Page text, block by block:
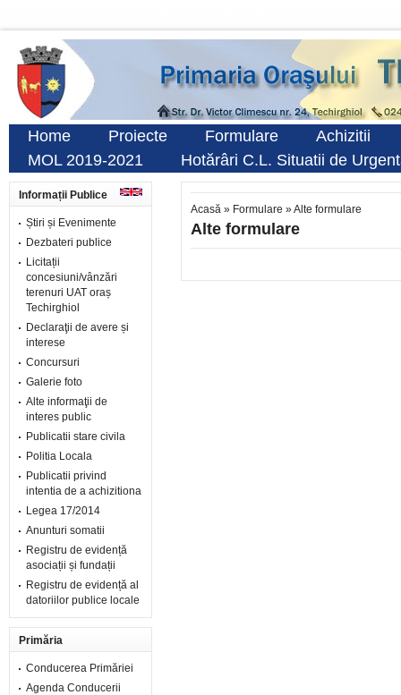
Home Proiecte Formulare
Achizitii
MOL 2019-2021
Hotărâri C.L. Situatii de
Informații Publice
Știri și Evenimente
Dezbateri publice
Licitații
concesiuni/vânzări
terenuri UAT oraș
Techirghiol
Declaraţii de avere și
interese
Concursuri
Galerie foto
Alte informaţii de
interes public
Publicatii stare civila
Politia Locala
Publicatii privind
intentia de a achizitiona
Legea 17/2014
Anunturi somatii
Registru de evidență
asociații și fundații
Registru de evidență al
datoriilor publice locale
Primăria
Conducerea Primăriei
Agenda Conducerii
Acasă » Formulare »Alte formulare
Alte formulare